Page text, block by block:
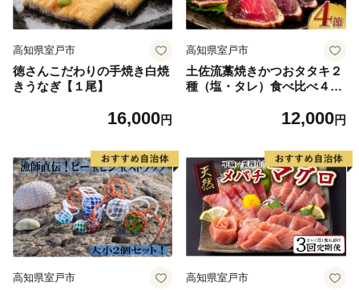
高知県室戸市
徳さんこだわりの手焼き白焼
きうなぎ【１尾】
16,000円
高知県室戸市
土佐流藁焼きかつおタタキ２
種（塩・タレ）食べ比べ４節
12,000円
高知県室戸市 高知県室戸市